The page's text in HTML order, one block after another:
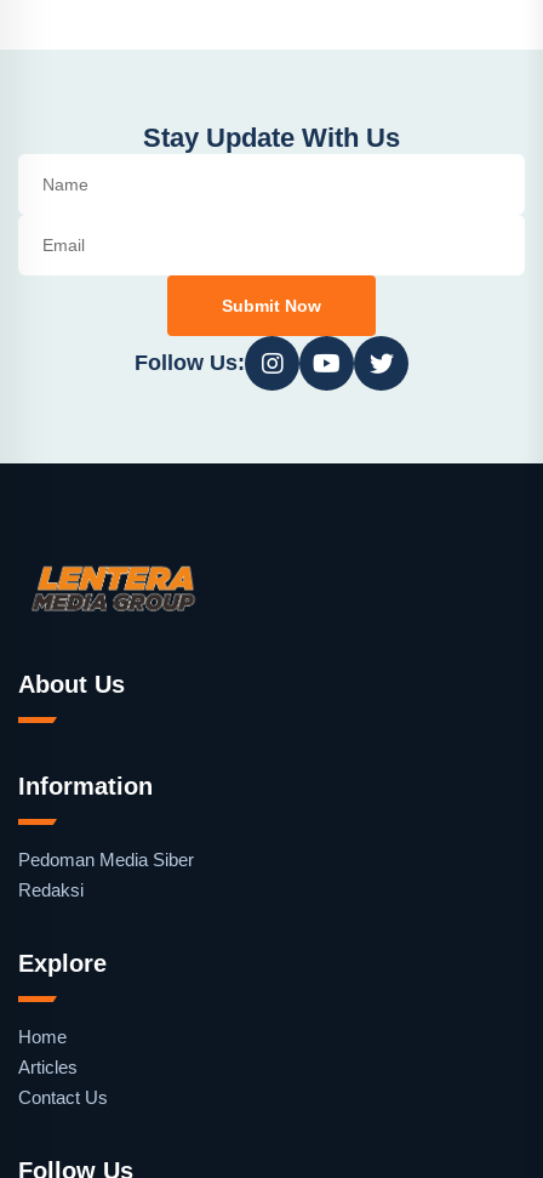
Stay Update With Us
Submit Now
Follow Us:
About Us
Information
Pedoman Media Siber
Redaksi
Explore
Home
Articles
Contact Us
Follow Us